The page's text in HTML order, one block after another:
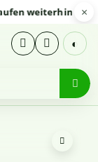
weiterhin sicher×
◐